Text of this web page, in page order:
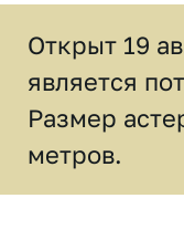
Открыт 19
является
Размер
метров.